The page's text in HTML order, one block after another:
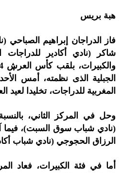
هبة بريس
فاز الدراجان إبراهيم الصباحي
شاكر (نادي أكادير للدراجات
الجبلية الذى نظمته، أمس
المغربية للدراجات، تخليدا لعيد
وحل في المركز الثاني،
(نادي شباب سوق السبت)، فيما
الرزاق الحجوجي (نادي شباب
أما في فئة الكبيرات، فعاد